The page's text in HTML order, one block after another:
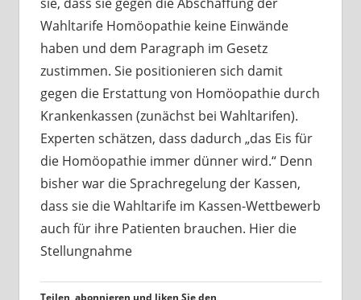
Wahltarife Homöopathie keine Einwände
haben und dem Paragraph im Gesetz
zustimmen. Sie positionieren sich damit
gegen die Erstattung von Homöopathie durch
Krankenkassen (zunächst bei Wahltarifen).
Experten schätzen, dass dadurch „das Eis für
die Homöopathie immer dünner wird.“ Denn
bisher war die Sprachregelung der Kassen,
dass sie die Wahltarife im Kassen-Wettbewerb
auch für ihre Patienten brauchen. Hier die
Stellungnahme
Teilen, abonnieren und liken Sie den